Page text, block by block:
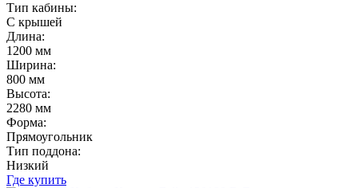
Тип кабины:
С крышей
Длина:
1200 мм
Ширина:
800 мм
Высота:
2280 мм
Форма:
Прямоугольник
Тип поддона:
Низкий
Где купить